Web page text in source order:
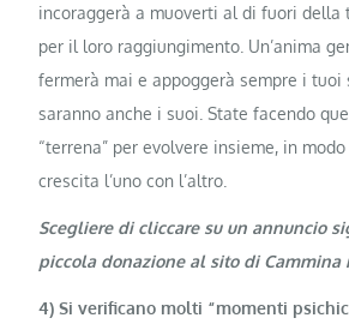
incoraggerà a muoverti al di fuori della
per il loro raggiungimento. Un’anima
fermerà mai e appoggerà sempre i tuoi
saranno anche i suoi. State facendo
“terrena” per evolvere insieme, in
crescita l’uno con l’altro.
Scegliere di cliccare su un annuncio
piccola donazione al sito di Cammina
4) Si verificano molti “momenti